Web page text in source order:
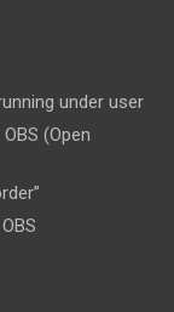
under user
(Open